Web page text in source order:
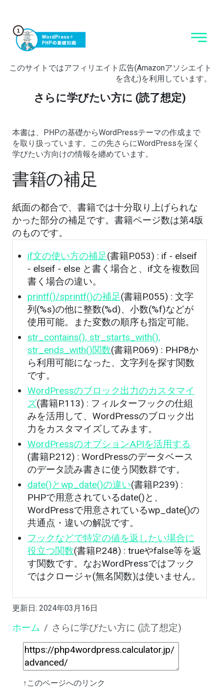
このサイトではアフィリエイト広告(Amazonアソシエイト
を含む)を利用しています。
さらに学びたい方に (読了想定)
本書は、PHPの基礎からWordPressテーマの作成まで
を取り扱っています。この先さらにWordPressを深く
学びたい方向けの情報を纏めています。
書籍の補足
紙面の都合で、書籍では十分取り上げられな
かった部分の補足です。書籍ページ数は第4版
のものです。
if文の使い方の補足(書籍P.053) : if - elseif
- elseif - else と書く場合と、if文を複数回
書く場合の違い。
printf()/sprintf()の補足(書籍P.055) : 文字
列(%s)の他に整数(%d)、小数(%f)などが
使用可能。また変数の順序も指定可能。
str_contains(), str_starts_with(),
str_ends_with()関数(書籍P.069) : PHP8か
ら利用可能になった、文字列を探す関数
です。
WordPressのブロック出力のカスタマイ
ズ(書籍P.113) : フィルターフックの仕組
みを活用して、WordPressのブロック出
力をカスタマイズしてみます。
WordPressのオプションAPIを活用する
(書籍P.212) : WordPressのデータベース
のデータ読み書きに使う関数群です。
date()とwp_date()の違い(書籍P.239) :
PHPで用意されているdate()と、
WordPressで用意されているwp_date()の
共通点・違いの解説です。
フックなどで特定の値を返したい場合に
役立つ関数(書籍P.248) : trueやfalse等を返
す関数です。なおWordPressではフック
ではクロージャ(無名関数)は使いません。
更新日: 2024年03月16日
ホーム さらに学びたい方に (読了想定)
↑このページへのリンク